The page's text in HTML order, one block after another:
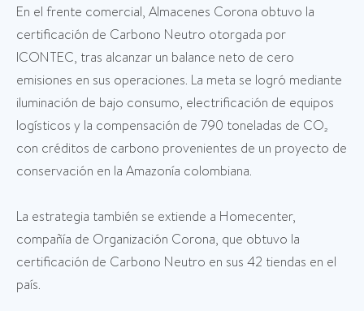
En el frente comercial, Almacenes Corona obtuvo la
certificación de Carbono Neutro otorgada por
ICONTEC, tras alcanzar un balance neto de cero
emisiones en sus operaciones. La meta se logró mediante
iluminación de bajo consumo, electrificación de equipos
logísticos y la compensación de 790 toneladas de CO₂
con créditos de carbono provenientes de un proyecto de
conservación en la Amazonía colombiana.
La estrategia también se extiende a Homecenter,
compañía de Organización Corona, que obtuvo la
certificación de Carbono Neutro en sus 42 tiendas en el
país.